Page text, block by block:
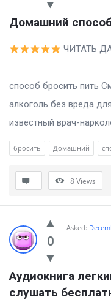
Домашний
ЧИТАТЬ
Как
способ бросить пить
алкоголь без вреда
известный врач-
бросить Домашний
8Views
0
Asked:
Аудиокнига
слушать